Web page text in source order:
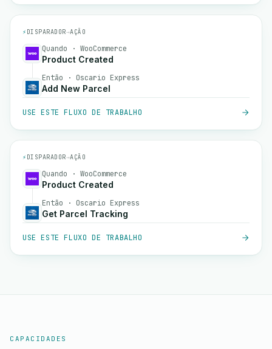
⚡ DISPARADOR→AÇÃO
Quando · WooCommerce
Product Created
Então · Oscario Express
Add New Parcel
USE ESTE FLUXO DE TRABALHO
⚡ DISPARADOR→AÇÃO
Quando · WooCommerce
Product Created
Então · Oscario Express
Get Parcel Tracking
USE ESTE FLUXO DE TRABALHO
CAPACIDADES